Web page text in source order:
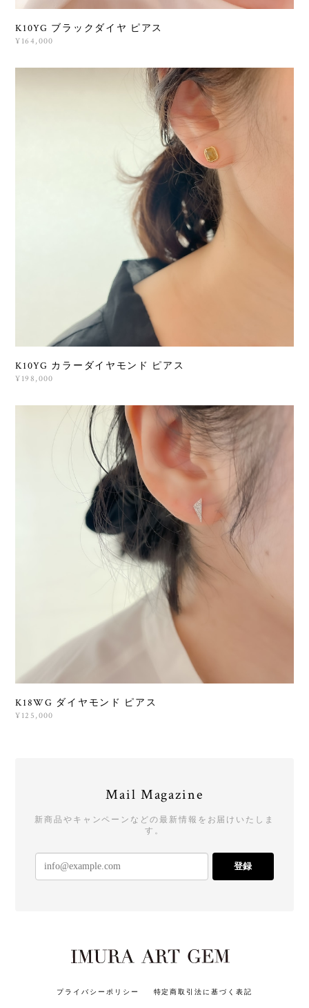
K10YG ブラックダイヤ ピアス
¥164,000
K10YG カラーダイヤモンド ピアス
¥198,000
K18WG ダイヤモンド ピアス
¥125,000
Mail Magazine
新商品やキャンペーンなどの最新情報をお届けいたしま
す。
登録
プライバシーポリシー 特定商取引法に基づく表記